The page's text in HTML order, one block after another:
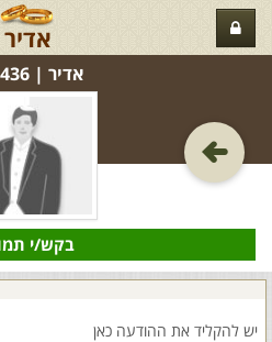
אדיר
אדיר‏ | 548436
בקש/י